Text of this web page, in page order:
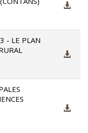
- LE PLAN